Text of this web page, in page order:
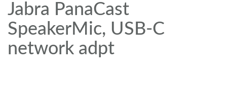
Jabra PanaCast
SpeakerMic, USB-C
network adpt